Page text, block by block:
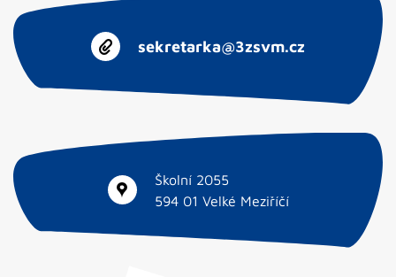
sekretarka@3zsvm.cz
Školní 2055
594 01 Velké Meziříčí